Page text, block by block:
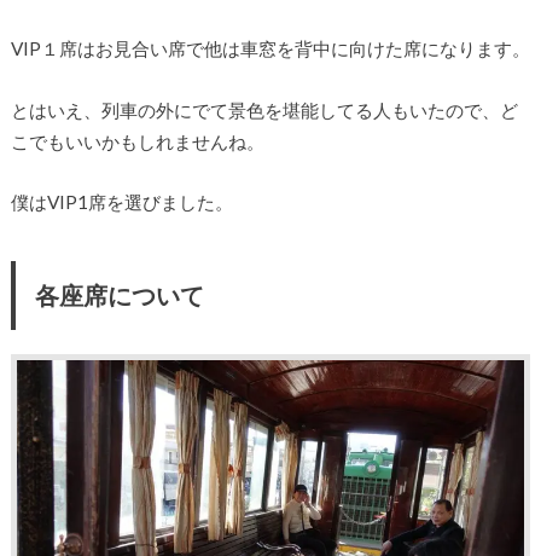
VIP１席はお見合い席で他は車窓を背中に向けた席になります。
とはいえ、列車の外にでて景色を堪能してる人もいたので、ど
こでもいいかもしれませんね。
僕はVIP1席を選びました。
各座席について